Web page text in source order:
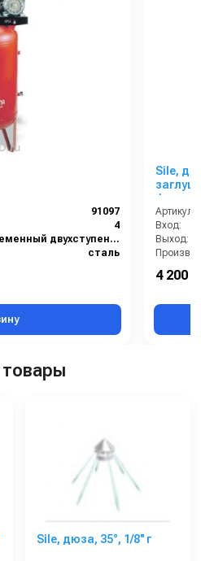
91097
4
ременный двухступенчатый
сталь
Sile,
Артикул:
Вход:
Выход:
4 200
Sile, дюза, 35°, 1/8'' г